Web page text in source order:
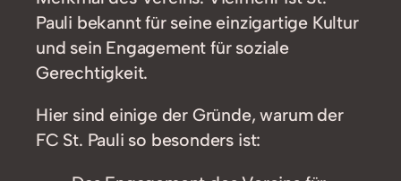
Pauli bekannt für seine einzigartige Kultur
und sein Engagement für soziale
Gerechtigkeit.
Hier sind einige der Gründe, warum der
FC St. Pauli so besonders ist: